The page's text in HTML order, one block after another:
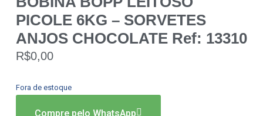
PICOLE 6KG – SORVETES
ANJOS CHOCOLATE Ref: 13310
R$0,00
Fora de estoque
Compre pelo WhatsApp